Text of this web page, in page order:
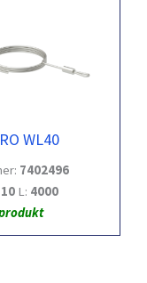
WL40
7402496
10 L: 4000